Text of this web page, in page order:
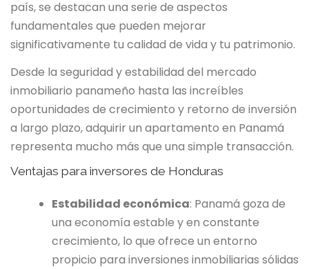
país, se destacan una serie de aspectos
fundamentales que pueden mejorar
significativamente tu calidad de vida y tu patrimonio.
Desde la seguridad y estabilidad del mercado
inmobiliario panameño hasta las increíbles
oportunidades de crecimiento y retorno de inversión
a largo plazo, adquirir un apartamento en Panamá
representa mucho más que una simple transacción.
Ventajas para inversores de Honduras
Estabilidad económica: Panamá goza de
una economía estable y en constante
crecimiento, lo que ofrece un entorno
propicio para inversiones inmobiliarias sólidas